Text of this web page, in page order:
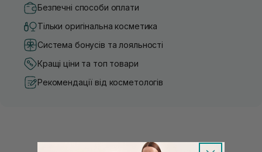
Безпечні способи оплати
Тільки оригінальна косметика
Система бонусів та лояльності
Кращі ціни та топ товари
Рекомендації від косметологів